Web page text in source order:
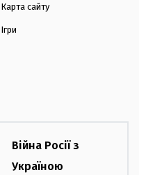
Карта сайту
Ігри
Війна Росії з
Україною